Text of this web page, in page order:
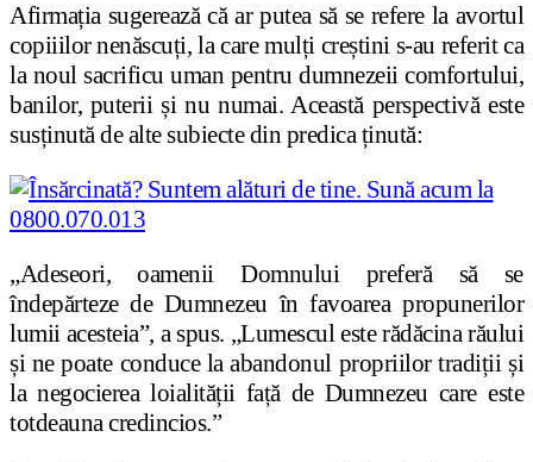
Afirmația sugerează că ar putea să se refere la avortul
copiiilor nenăscuți, la care mulți creștini s-au referit ca
la noul sacrificu uman pentru dumnezeii comfortului,
banilor, puterii și nu numai. Această perspectivă este
susținută de alte subiecte din predica ținută:
„Adeseori, oamenii Domnului preferă să se
îndepărteze de Dumnezeu în favoarea propunerilor
lumii acesteia”, a spus. „Lumescul este rădăcina răului
și ne poate conduce la abandonul propriilor tradiții și
la negocierea loialității față de Dumnezeu care este
totdeauna credincios.”